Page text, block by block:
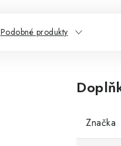
Podobné produkty
Značka